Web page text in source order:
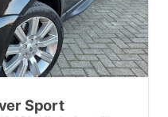
Sport